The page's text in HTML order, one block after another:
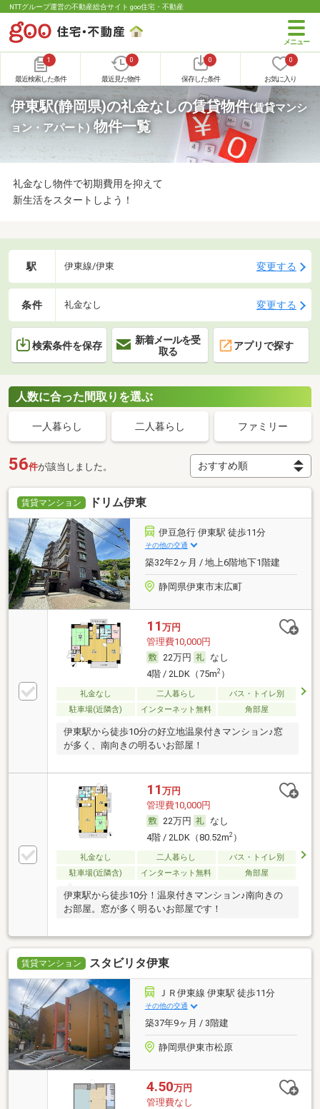
NTTグループ運営の不動産総合サイト goo住宅・不動産
1
最近検索した条件
0
最近見た物件
0
保存した条件
0
お気に入り
伊東駅(静岡県)の礼金なしの賃貸物件(賃貸マンシ
ョン・アパート) 物件一覧
礼金なし物件で初期費用を抑えて
新生活をスタートしよう！
駅 伊東線/伊東 変更する
条件 礼金なし 変更する
検索条件を保存
新着メールを受
取る
アプリで探す
人数に合った間取りを選ぶ
一人暮らし 二人暮らし ファミリー
56件が該当しました。
賃貸マンション ドリム伊東
伊豆急行 伊東駅 徒歩11分
その他の交通
築32年2ヶ月 / 地上6階地下1階建
静岡県伊東市末広町
11 万円
管理費10,000円
22万円
なし
4階 / 2LDK（75m2）
礼金なし 二人暮らし
バス・トイレ別
駐車場(近隣含)
インターネット無料 角部屋
伊東駅から徒歩10分の好立地温泉付きマンション♪窓
が多く、南向きの明るいお部屋！
11 万円
管理費10,000円
22万円
なし
4階 / 2LDK（80.52m2）
礼金なし 二人暮らし
バス・トイレ別
駐車場(近隣含)
インターネット無料 角部屋
伊東駅から徒歩10分！温泉付きマンション♪南向きの
お部屋。窓が多く明るいお部屋です！
賃貸マンション スタビリタ伊東
ＪＲ伊東線 伊東駅 徒歩11分
その他の交通
築37年9ヶ月 / 3階建
静岡県伊東市松原
4.50万円
管理費なし